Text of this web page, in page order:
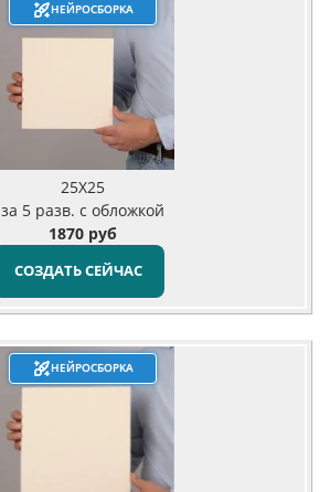
НЕЙРОСБОРКА
25X25
за 5 разв. с обложкой
1870 руб
СОЗДАТЬ СЕЙЧАС
НЕЙРОСБОРКА